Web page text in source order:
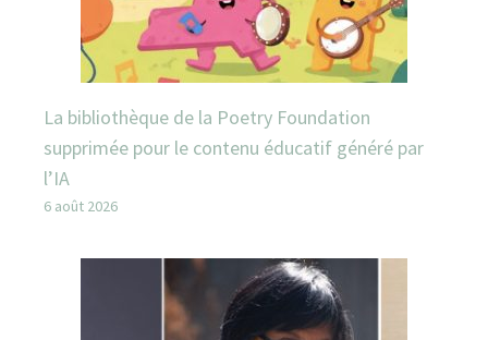
La bibliothèque de la Poetry Foundation
supprimée pour le contenu éducatif généré par
l’IA
6 août 2026